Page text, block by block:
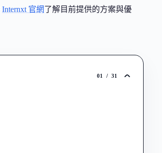
Internxt 官網了解目前提供的方案與優
01 / 31